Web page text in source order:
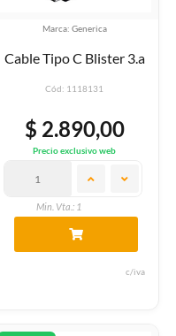
Marca: Generica
Cable Tipo C Blister 3.a
Cód: 1118131
$ 2.890,00
Precio exclusivo web
Min. Vta.: 1
c/iva